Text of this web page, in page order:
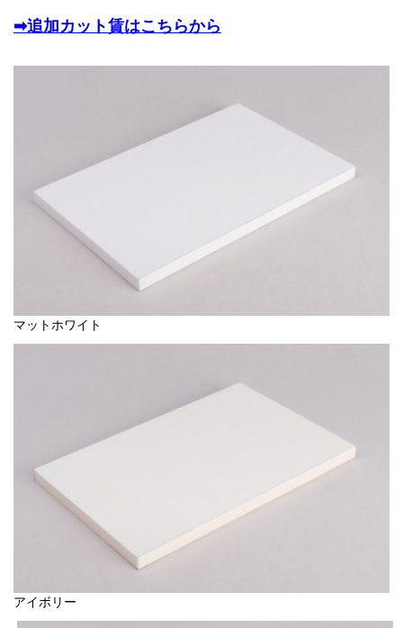
➡追加カット賃はこちらから
マットホワイト
アイボリー